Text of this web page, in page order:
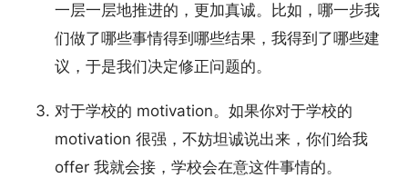
一层一层地推进的，更加真诚。比如，哪一步我
们做了哪些事情得到哪些结果，我得到了哪些建
议，于是我们决定修正问题的。
对于学校的 motivation。如果你对于学校的
motivation 很强，不妨坦诚说出来，你们给我
offer 我就会接，学校会在意这件事情的。